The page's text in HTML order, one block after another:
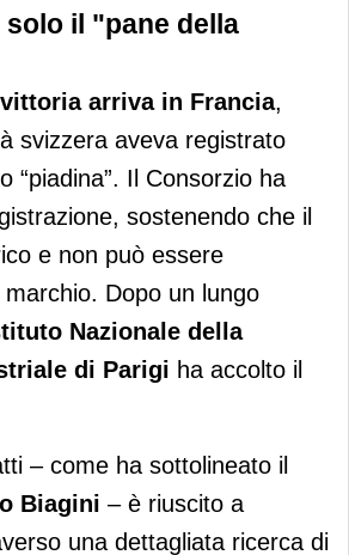
solo il "pane della
vittoria arriva in Francia,
svizzera aveva registrato
“piadina”. Il Consorzio ha
sostenendo che il
e non può essere
Dopo un lungo
Nazionale della
di Parigi ha accolto il
– come ha sottolineato il
Biagini – è riuscito a
una dettagliata ricerca di